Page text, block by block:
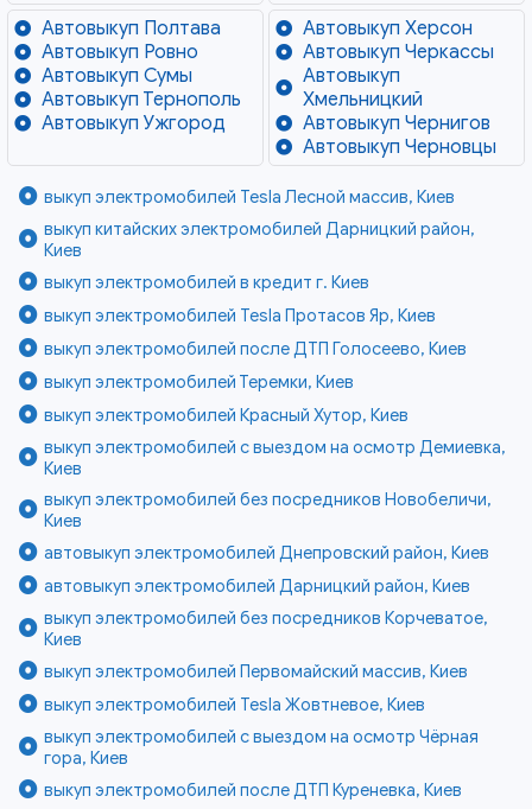
Автовыкуп Полтава
Автовыкуп Ровно
Автовыкуп Сумы
Автовыкуп Тернополь
Автовыкуп Ужгород
Автовыкуп Херсон
Автовыкуп Черкассы
Автовыкуп
Хмельницкий
Автовыкуп Чернигов
Автовыкуп Черновцы
выкуп электромобилей Tesla Лесной массив, Киев
выкуп китайских электромобилей Дарницкий район,
Киев
выкуп электромобилей в кредит г. Киев
выкуп электромобилей Tesla Протасов Яр, Киев
выкуп электромобилей после ДТП Голосеево, Киев
выкуп электромобилей Теремки, Киев
выкуп электромобилей Красный Хутор, Киев
выкуп электромобилей с выездом на осмотр Демиевка,
Киев
выкуп электромобилей без посредников Новобеличи,
Киев
автовыкуп электромобилей Днепровский район, Киев
автовыкуп электромобилей Дарницкий район, Киев
выкуп электромобилей без посредников Корчеватое,
Киев
выкуп электромобилей Первомайский массив, Киев
выкуп электромобилей Tesla Жовтневое, Киев
выкуп электромобилей с выездом на осмотр Чёрная
гора, Киев
выкуп электромобилей после ДТП Куреневка, Киев